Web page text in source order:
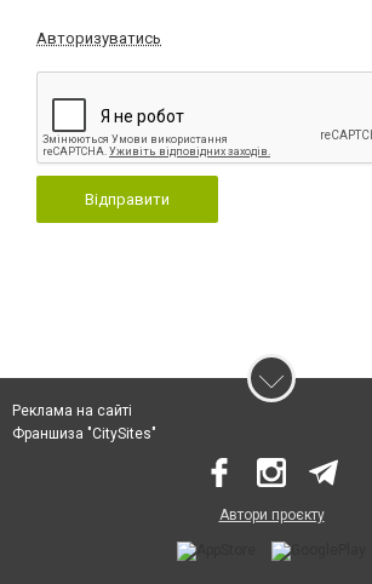
Авторизуватись
Відправити
Реклама на сайті
Франшиза "CitySites"
Автори проєкту